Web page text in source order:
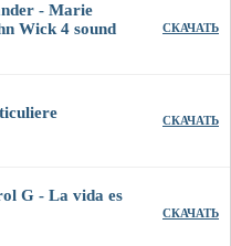
- Marie
Wick 4 sound
СКАЧАТЬ
СКАЧАТЬ
G - La vida es
СКАЧАТЬ